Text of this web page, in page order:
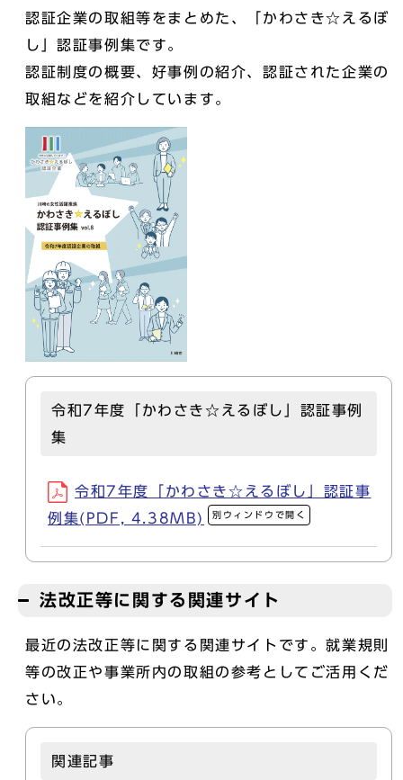
認証企業の取組等をまとめた、「かわさき☆えるぼ
し」認証事例集です。
認証制度の概要、好事例の紹介、認証された企業の
取組などを紹介しています。
令和7年度「かわさき☆えるぼし」認証事例
集
令和7年度「かわさき☆えるぼし」認証事
例集(PDF, 4.38MB)
別ウィンドウで開く
法改正等に関する関連サイト
最近の法改正等に関する関連サイトです。就業規則
等の改正や事業所内の取組の参考としてご活用くだ
さい。
関連記事